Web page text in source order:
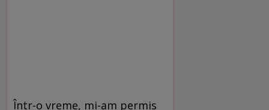
Într-o vreme, mi-am permis